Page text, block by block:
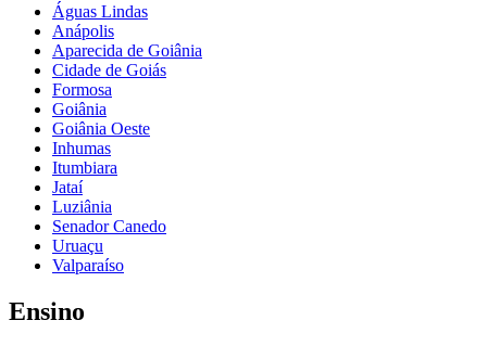
Águas Lindas
Anápolis
Aparecida de Goiânia
Cidade de Goiás
Formosa
Goiânia
Goiânia Oeste
Inhumas
Itumbiara
Jataí
Luziânia
Senador Canedo
Uruaçu
Valparaíso
Ensino